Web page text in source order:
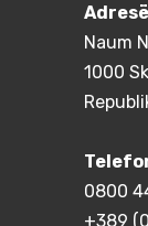
Naum
1000
0800
+389